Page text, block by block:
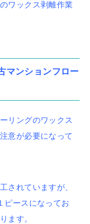
ワックス剥離作業
マンションフロー
リングのワックス
意が必要になって
されていますが、
ピースになってお
ます。